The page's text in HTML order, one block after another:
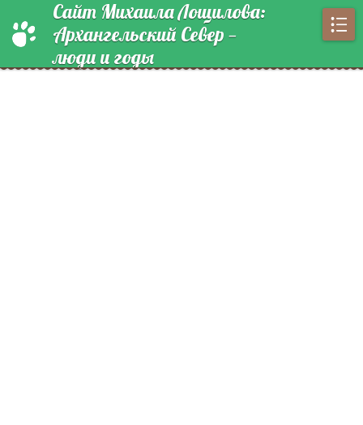
Сайт Михаила Лощилова:
Архангельский Север —
люди и годы